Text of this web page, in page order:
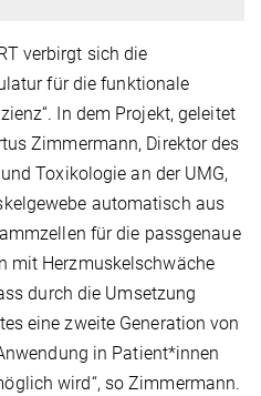
verbirgt sich die
für die funktionale
In dem Projekt, geleitet
Zimmermann, Direktor des
Toxikologie an der UMG,
automatisch aus
für die passgenaue
mit Herzmuskelschwäche
durch die Umsetzung
eine zweite Generation von
in Patient*innen
wird“, so Zimmermann.